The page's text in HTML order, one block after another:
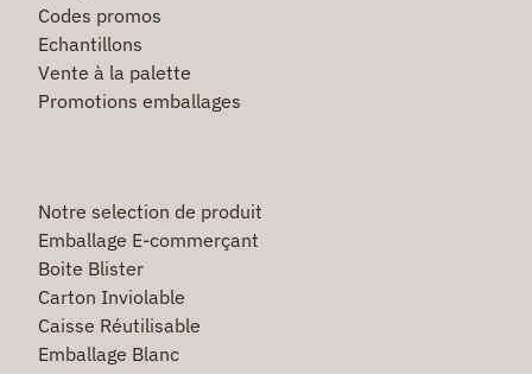
Codes promos
Echantillons
Vente à la palette
Promotions emballages
Notre selection de produit
Emballage E-commerçant
Boite Blister
Carton Inviolable
Caisse Réutilisable
Emballage Blanc